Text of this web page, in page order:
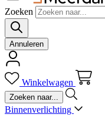
Zoeken
Annuleren
Winkelwagen
Binnenverlichting